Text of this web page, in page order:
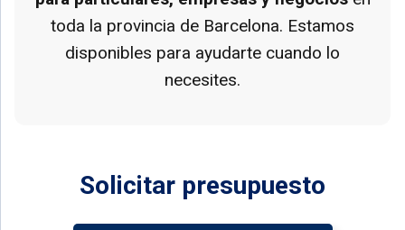
toda la provincia de Barcelona. Estamos
disponibles para ayudarte cuando lo
necesites.
Solicitar presupuesto